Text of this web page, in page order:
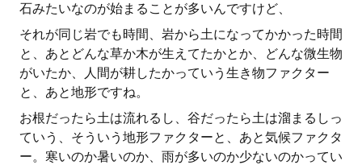
石みたいなのが始まることが多いんですけど、
それが同じ岩でも時間、岩から土になってかかった時間
と、あとどんな草か木が生えてたかとか、どんな微生物
がいたか、人間が耕したかっていう生き物ファクター
と、あと地形ですね。
お根だったら土は流れるし、谷だったら土は溜まるしっ
ていう、そういう地形ファクターと、あと気候ファクタ
ー。寒いのか暑いのか、雨が多いのか少ないのかってい